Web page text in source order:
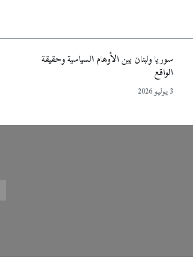
سوريا ولبنان بين الأوهام السياسية وحقيقة
الواقع
3 يوليو 2026